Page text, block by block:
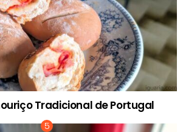
Tradicional de Portugal